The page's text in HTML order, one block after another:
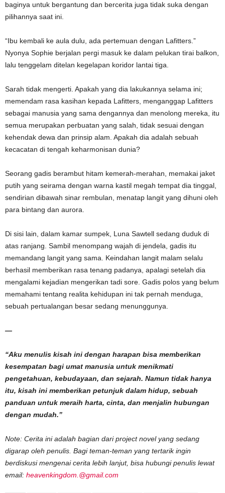
baginya untuk bergantung dan bercerita juga tidak suka dengan
pilihannya saat ini.
“Ibu kembali ke aula dulu, ada pertemuan dengan Lafitters.”
Nyonya Sophie berjalan pergi masuk ke dalam pelukan tirai balkon,
lalu tenggelam ditelan kegelapan koridor lantai tiga.
Sarah tidak mengerti. Apakah yang dia lakukannya selama ini;
memendam rasa kasihan kepada Lafitters, menganggap Lafitters
sebagai manusia yang sama dengannya dan menolong mereka, itu
semua merupakan perbuatan yang salah, tidak sesuai dengan
kehendak dewa dan prinsip alam. Apakah dia adalah sebuah
kecacatan di tengah keharmonisan dunia?
Seorang gadis berambut hitam kemerah-merahan, memakai jaket
putih yang seirama dengan warna kastil megah tempat dia tinggal,
sendirian dibawah sinar rembulan, menatap langit yang dihuni oleh
para bintang dan aurora.
Di sisi lain, dalam kamar sumpek, Luna Sawtell sedang duduk di
atas ranjang. Sambil menompang wajah di jendela, gadis itu
memandang langit yang sama. Keindahan langit malam selalu
berhasil memberikan rasa tenang padanya, apalagi setelah dia
mengalami kejadian mengerikan tadi sore. Gadis polos yang belum
memahami tentang realita kehidupan ini tak pernah menduga,
sebuah pertualangan besar sedang menunggunya.
—
“Aku menulis kisah ini dengan harapan bisa memberikan
kesempatan bagi umat manusia untuk menikmati
pengetahuan, kebudayaan, dan sejarah. Namun tidak hanya
itu, kisah ini memberikan petunjuk dalam hidup, sebuah
panduan untuk meraih harta, cinta, dan menjalin hubungan
dengan mudah.”
Note: Cerita ini adalah bagian dari project novel yang sedang
digarap oleh penulis. Bagi teman-teman yang tertarik ingin
berdiskusi mengenai cerita lebih lanjut, bisa hubungi penulis lewat
email: heavenkingdom.@gmail.com